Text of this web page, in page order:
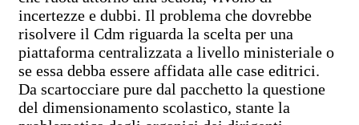
incertezze e dubbi. Il problema che dovrebbe
risolvere il Cdm riguarda la scelta per una
piattaforma centralizzata a livello ministeriale o
se essa debba essere affidata alle case editrici.
Da scartocciare pure dal pacchetto la questione
del dimensionamento scolastico, stante la